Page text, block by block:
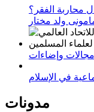
محاربة الفقر؟
ولد مختار
مجالات وإضاءات
مدونات